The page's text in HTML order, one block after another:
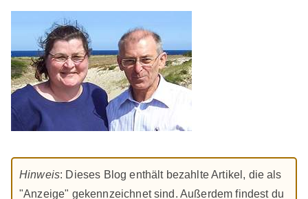
Hinweis: Dieses Blog enthält bezahlte Artikel, die als
"Anzeige" gekennzeichnet sind. Außerdem findest du